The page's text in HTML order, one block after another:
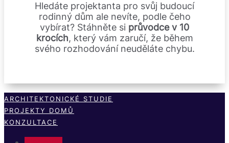
Hledáte projektanta pro svůj budoucí
rodinný dům ale nevíte, podle čeho
vybírat? Stáhněte si průvodce v 10
krocích, který vám zaručí, že během
svého rozhodování neuděláte chybu.
ARCHITEKTONICKÉ STUDIE
PROJEKTY DOMŮ
KONZULTACE